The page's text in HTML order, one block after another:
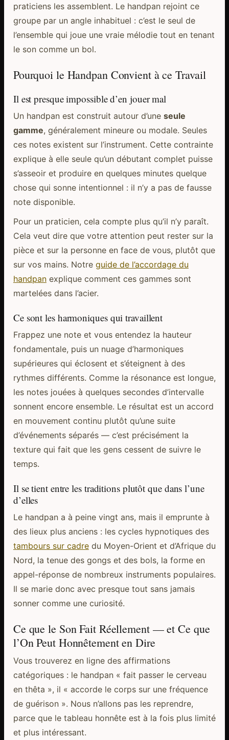
praticiens les assemblent. Le handpan rejoint ce
groupe par un angle inhabituel : c’est le seul de
l’ensemble qui joue une vraie mélodie tout en tenant
le son comme un bol.
Pourquoi le Handpan Convient à ce Travail
Il est presque impossible d’en jouer mal
Un handpan est construit autour d’une seule
gamme, généralement mineure ou modale. Seules
ces notes existent sur l’instrument. Cette contrainte
explique à elle seule qu’un débutant complet puisse
s’asseoir et produire en quelques minutes quelque
chose qui sonne intentionnel : il n’y a pas de fausse
note disponible.
Pour un praticien, cela compte plus qu’il n’y paraît.
Cela veut dire que votre attention peut rester sur la
pièce et sur la personne en face de vous, plutôt que
sur vos mains. Notre guide de l’accordage du
handpanexplique comment ces gammes sont
martelées dans l’acier.
Ce sont les harmoniques qui travaillent
Frappez une note et vous entendez la hauteur
fondamentale, puis un nuage d’harmoniques
supérieures qui éclosent et s’éteignent à des
rythmes différents. Comme la résonance est longue,
les notes jouées à quelques secondes d’intervalle
sonnent encore ensemble. Le résultat est un accord
en mouvement continu plutôt qu’une suite
d’événements séparés — c’est précisément la
texture qui fait que les gens cessent de suivre le
temps.
Il se tient entre les traditions plutôt que dans l’une
d’elles
Le handpan a à peine vingt ans, mais il emprunte à
des lieux plus anciens : les cycles hypnotiques des
tambours sur cadredu Moyen-Orient et d’Afrique du
Nord, la tenue des gongs et des bols, la forme en
appel-réponse de nombreux instruments populaires.
Il se marie donc avec presque tout sans jamais
sonner comme une curiosité.
Ce que le Son Fait Réellement — et Ce que
l’On Peut Honnêtement en Dire
Vous trouverez en ligne des affirmations
catégoriques : le handpan « fait passer le cerveau
en thêta », il « accorde le corps sur une fréquence
de guérison ». Nous n’allons pas les reprendre,
parce que le tableau honnête est à la fois plus limité
et plus intéressant.